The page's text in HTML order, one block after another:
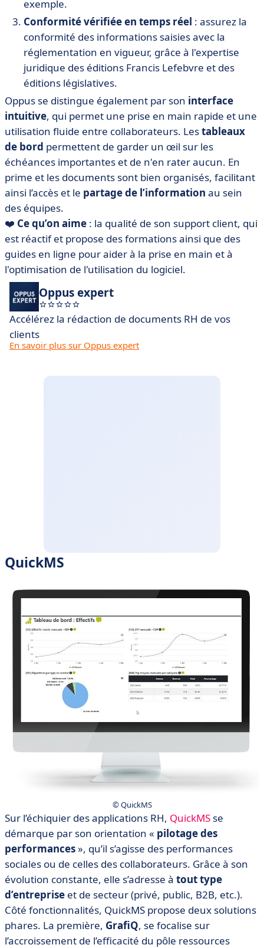
exemple.
Conformitévérifiée en temps réel : assurez la
conformité des informations saisies avec la
réglementation en vigueur, grâce à l'expertise
juridique des éditions Francis Lefebvre et des
éditions législatives.
Oppus se distingue également par son interface
intuitive, qui permet une prise en main rapide et une
utilisation fluide entre collaborateurs. Lestableaux
de bord permettent de garder un œil sur les
échéances importantes et de n'en rater aucun. En
prime et les documents sont bien organisés, facilitant
ainsi l’accès et le partage de l’information au sein
des équipes.
❤️ Ce qu’on aime : la qualité de son support client, qui
est réactif et propose des formations ainsi que des
guides en ligne pour aider à la prise en main et à
l'optimisation de l'utilisation du logiciel.
Oppus expert
Accélérez la rédaction de documents RH de vos
clients
En savoir plus sur Oppus expert
QuickMS
© QuickMS
Sur l’échiquier des applications RH, QuickMS se
démarque par son orientation « pilotage des
performances», qu’il s’agisse des performances
sociales ou de celles des collaborateurs. Grâce à son
évolution constante, elle s’adresse à tout type
d’entreprise et de secteur (privé, public, B2B, etc.).
Côté fonctionnalités, QuickMS propose deux solutions
phares. La première, GrafiQ, se focalise sur
l’accroissement de l’efficacité du pôle ressources